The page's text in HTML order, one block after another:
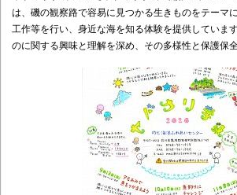
は、磯の観察路で容易に見つかる生きものをテー
工作等を行い、身近な海を知る体験を提供してい
のに関する興味と理解を深め、その多様性と保護保